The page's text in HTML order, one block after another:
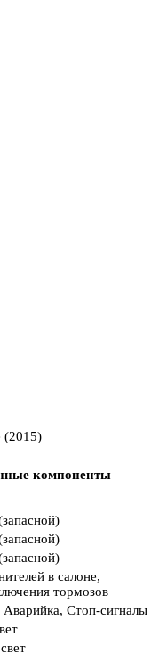
(2015)
компоненты
в салоне,
тормозов
Аварийка, Стоп-сигналы